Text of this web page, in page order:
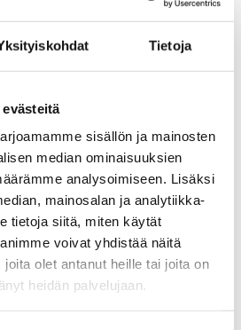
Tietoja
sisällön ja mainosten
median ominaisuuksien
analysoimiseen. Lisäksi
mainosalan ja analytiikka-
tietoja siitä, miten käytät
voivat yhdistää näitä
olet antanut heille tai joita on
heidän palvelujaan.
– Valtuustoryhmien ja
järjestötoiminnan
suomalaisen puoluerahoituksen
hyvinvointialueiden tavasta tukea eri
Paljonko ja mille tahoille tukea
on käytetty ja miten ne
Tutkimus tukeutuu
tuottamiin julkisiin asiakirjoihin, kuten